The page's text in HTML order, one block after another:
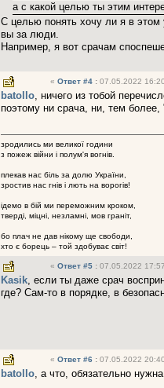
а с какой целью ты этим
С целью понять хочу ли я в этом
вы за люди.
Например, я вот срачам
« Ответ #4 : 07.05.2022
batollo, ничего из тобой
поэтому ни срача, ни, тем
зродились ми великої години
з пожеж війни і полум'я вогнів.
плекав нас біль за долю України,
зростив нас гнів і лють на ворогів!
ідемо в бій ми переможним кроком,
тверді, міцні, незламні, мов граніт,
бо плач не дав нікому ще свободи,
хто є борець – той здобуває світ!
« Ответ #5 : 07.05.2022
Kasik, если ты даже срач
где? Сам-то в порядке, в
« Ответ #6 : 07.05.2022
batollo, а что, обязательно